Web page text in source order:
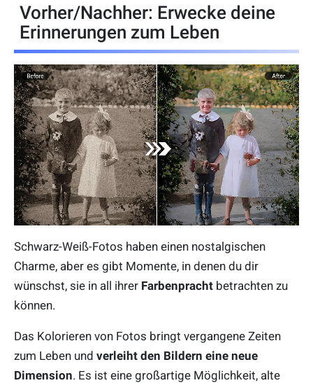
Vorher/Nachher: Erwecke deine
Erinnerungen zum Leben
Schwarz-Weiß-Fotos haben einen nostalgischen
Charme, aber es gibt Momente, in denen du dir
wünschst, sie in all ihrer Farbenpracht betrachten zu
können.
Das Kolorieren von Fotos bringt vergangene Zeiten
zum Leben und verleiht den Bildern eine neue
Dimension. Es ist eine großartige Möglichkeit, alte